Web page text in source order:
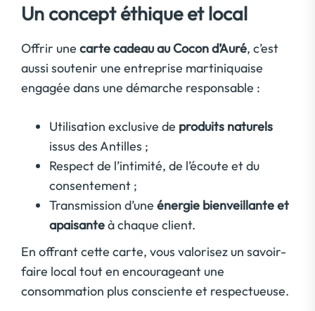
Un concept éthique et local
Offrir une carte cadeau au Cocon d’Auré, c’est
aussi soutenir une entreprise martiniquaise
engagée dans une démarche responsable :
Utilisation exclusive de produits naturels
issus des Antilles ;
Respect de l’intimité, de l’écoute et du
consentement ;
Transmission d’une énergie bienveillante et
apaisanteà chaque client.
En offrant cette carte, vous valorisez un savoir-
faire local tout en encourageant une
consommation plus consciente et respectueuse.